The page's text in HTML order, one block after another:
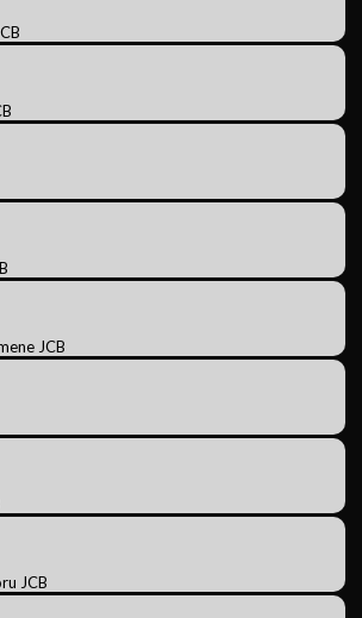
JCB
JCB